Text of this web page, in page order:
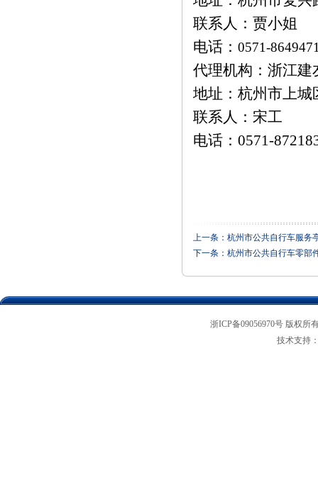
联系人：贾小姐
电话： 0571-
代理机构：浙江建
地址：杭州市上城
联系人：宋工
电话： 0571-
上一条： 杭州市公共自行车服务
下一条： 杭州市公共自行车零部
浙ICP备09056970号 版权所
技术支持